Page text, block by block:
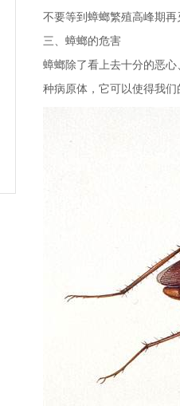
不要等到蟑螂繁殖高峰期
三、蟑螂的危害
蟑螂除了看上去十分的恶
种病原体，它可以使得我